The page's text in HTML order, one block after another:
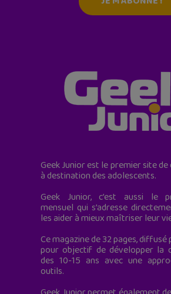
Geek Junior est le premier site
à destination des adolescents.
Geek Junior, c’est aussi le
mensuel qui s’adresse
les aider à mieux maîtriser leur
Ce magazine de 32 pages,
pour objectif de développer la
des 10-15 ans avec une
outils.